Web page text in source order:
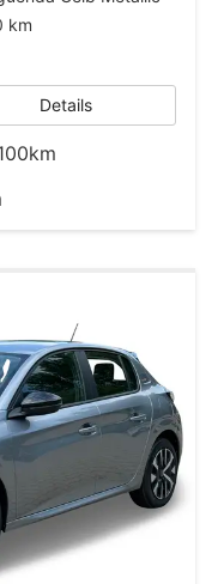
km
Details